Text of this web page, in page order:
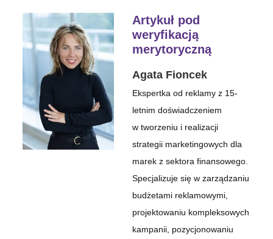
Artykuł pod
weryfikacją
merytoryczną
Agata Fioncek
Ekspertka od reklamy z 15-
letnim doświadczeniem
w tworzeniu i realizacji
strategii marketingowych dla
marek z sektora finansowego.
Specjalizuje się w zarządzaniu
budżetami reklamowymi,
projektowaniu kompleksowych
kampanii, pozycjonowaniu